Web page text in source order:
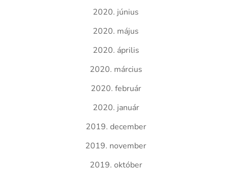
2020. június
2020. május
2020. április
2020. március
2020. február
2020. január
2019. december
2019. november
2019. október